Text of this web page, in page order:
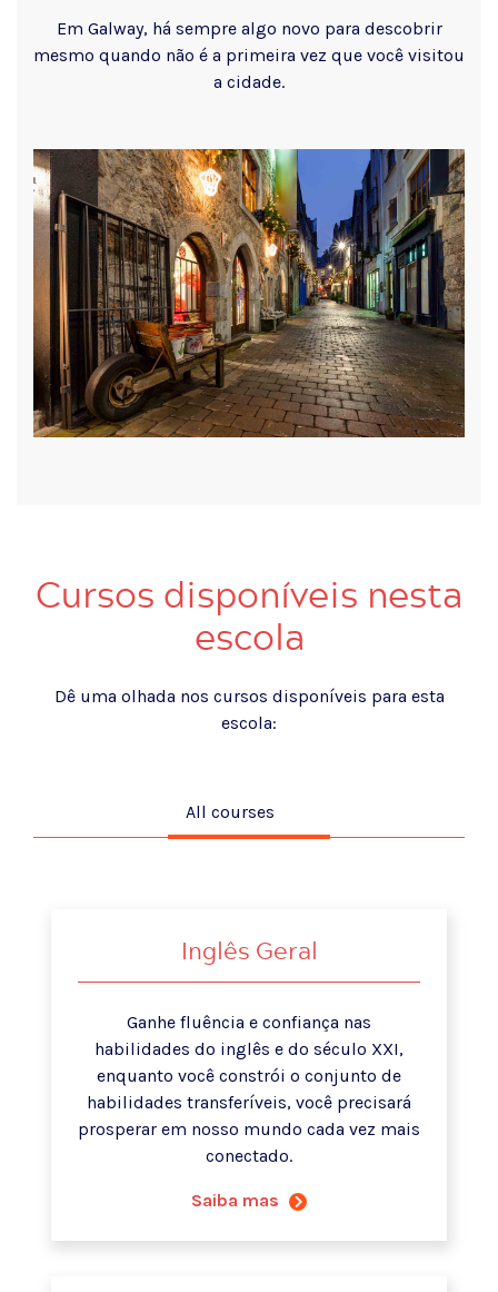
Em Galway, há sempre algo novo para descobrir
mesmo quando não é a primeira vez que você visitou
a cidade.
Cursos disponíveis nesta
escola
Dê uma olhada nos cursos disponíveis para esta
escola:
All courses
Inglês Geral
Ganhe fluência e confiança nas
habilidades do inglês e do século XXI,
enquanto você constrói o conjunto de
habilidades transferíveis, você precisará
prosperar em nosso mundo cada vez mais
conectado.
Saiba mas